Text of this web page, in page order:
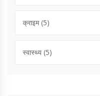
क्राइम(5)
स्वास्थ्य (5)